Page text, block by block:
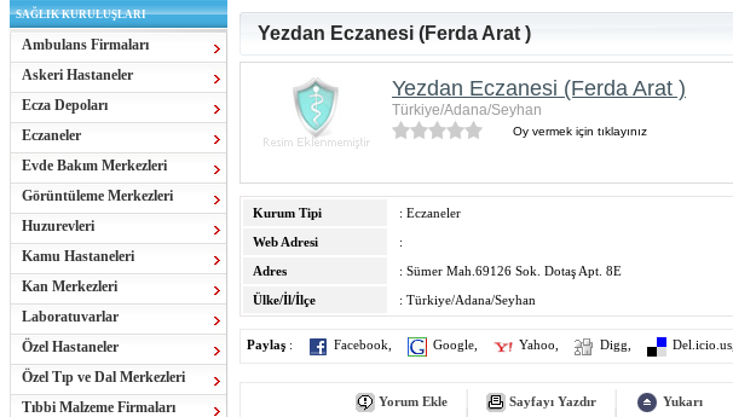
SAĞLIK KURULUŞLARI
Ambulans Firmaları
Askeri Hastaneler
Ecza Depoları
Eczaneler
Evde Bakım Merkezleri
Görüntüleme Merkezleri
Huzurevleri
Kamu Hastaneleri
Kan Merkezleri
Laboratuvarlar
Özel Hastaneler
Özel Tıp ve Dal Merkezleri
Tıbbi Malzeme Firmaları
Yezdan Eczanesi (Ferda Arat )
Yezdan Eczanesi (Ferda Arat )
Türkiye/Adana/Seyhan
Oy vermek için tıklayınız
Kurum Tipi
: Eczaneler
Web Adresi
:
Adres
: Sümer Mah.69126 Sok. Dotaş Apt. 8E
Ülke/İl/İlçe
: Türkiye/Adana/Seyhan
Paylaş : Facebook Google Yahoo Digg Del.icio.us
Yorum Ekle Sayfayı Yazdır Yukarı